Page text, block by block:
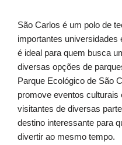
São Carlos é um polo de
importantes universidades
é ideal para quem busca
diversas opções de
Parque Ecológico de São
promove eventos
visitantes de diversas
destino interessante para
divertir ao mesmo tempo.